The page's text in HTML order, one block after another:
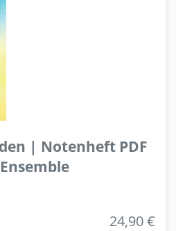
| Notenheft PDF
24,90 €